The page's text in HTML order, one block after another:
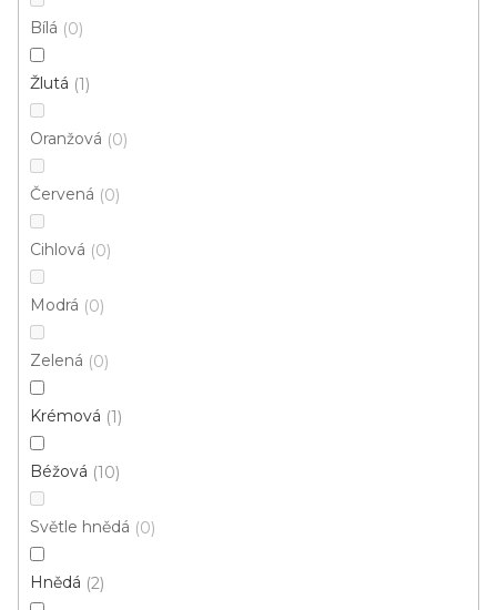
ZAVŘÍT FILTR
Bílá 0
Žlutá 1
Oranžová 0
Červená 0
Cihlová 0
Modrá 0
Zelená 0
Krémová 1
Béžová 10
Světle hnědá 0
Hnědá 2